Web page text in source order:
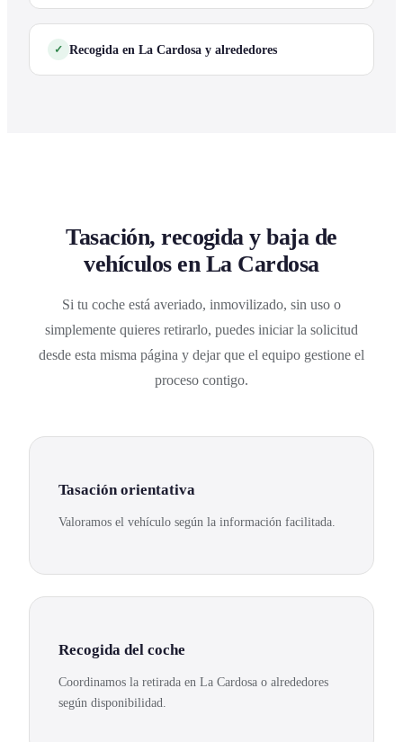
Recogida en La Cardosa y alrededores
Tasación, recogida y baja de
vehículos en La Cardosa
Si tu coche está averiado, inmovilizado, sin uso o
simplemente quieres retirarlo, puedes iniciar la solicitud
desde esta misma página y dejar que el equipo gestione el
proceso contigo.
Tasación orientativa
Valoramos el vehículo según la información facilitada.
Recogida del coche
Coordinamos la retirada en La Cardosa o alrededores
según disponibilidad.